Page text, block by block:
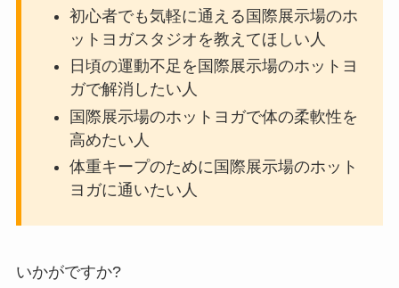
初心者でも気軽に通える国際展示場のホ
ットヨガスタジオを教えてほしい人
日頃の運動不足を国際展示場のホットヨ
ガで解消したい人
国際展示場のホットヨガで体の柔軟性を
高めたい人
体重キープのために国際展示場のホット
ヨガに通いたい人
いかがですか?